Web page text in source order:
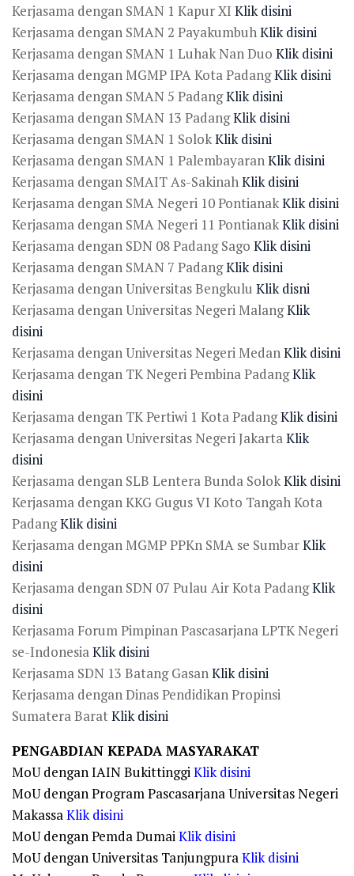
Kerjasama dengan SMAN 1 Kapur XI Klik disini
Kerjasama dengan SMAN 2 PayakumbuhKlik disini
Kerjasama dengan SMAN 1 Luhak Nan Duo Klik disini
Kerjasama dengan MGMP IPA Kota PadangKlik disini
Kerjasama dengan SMAN 5 PadangKlik disini
Kerjasama dengan SMAN 13 PadangKlik disini
Kerjasama dengan SMAN 1 SolokKlik disini
Kerjasama dengan SMAN 1 PalembayaranKlik disini
Kerjasama dengan SMAIT As-SakinahKlik disini
Kerjasama dengan SMA Negeri 10 PontianakKlik disini
Kerjasama dengan SMA Negeri 11 PontianakKlik disini
Kerjasama dengan SDN 08 Padang Sago Klik disini
Kerjasama dengan SMAN 7 PadangKlik disini
Kerjasama dengan Universitas Bengkulu Klik disni
Kerjasama dengan Universitas Negeri MalangKlik
disini
Kerjasama dengan Universitas Negeri MedanKlik disini
Kerjasama dengan TK Negeri Pembina PadangKlik
disini
Kerjasama dengan TK Pertiwi 1 Kota PadangKlik disini
Kerjasama dengan Universitas Negeri JakartaKlik
disini
Kerjasama dengan SLB Lentera Bunda SolokKlik disini
Kerjasama dengan KKG Gugus VI Koto Tangah Kota
PadangKlik disini
Kerjasama dengan MGMP PPKn SMA se SumbarKlik
disini
Kerjasama dengan SDN 07 Pulau Air Kota PadangKlik
disini
Kerjasama Forum Pimpinan Pascasarjana LPTK Negeri
se-IndonesiaKlik disini
Kerjasama SDN 13 Batang GasanKlik disini
Kerjasama dengan Dinas Pendidikan Propinsi
Sumatera BaratKlik disini
PENGABDIAN KEPADA MASYARAKAT
MoU dengan IAIN BukittinggiKlik disini
MoU dengan Program Pascasarjana Universitas Negeri
MakassaKlik disini
MoU dengan Pemda DumaiKlik disini
MoU dengan Universitas TanjungpuraKlik disini